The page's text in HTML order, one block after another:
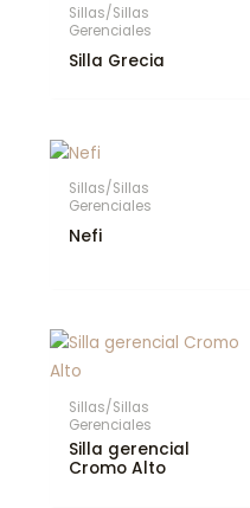
Sillas/Sillas
Gerenciales
Silla Grecia
Sillas/Sillas
Gerenciales
Nefi
Sillas/Sillas
Gerenciales
Silla gerencial
Cromo Alto